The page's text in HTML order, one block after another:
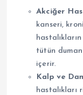
Akciğer
kanseri,
tütün
içerir.
Kalp ve
hastalıkları